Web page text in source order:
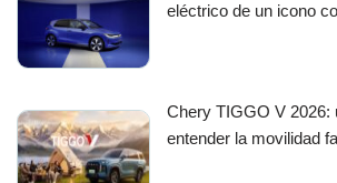
eléctrico de un icono
Chery TIGGO V 2026:
entender la movilidad